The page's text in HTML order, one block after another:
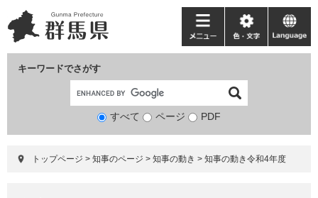
ー
ジ
ニ
ュ
て
キーワードでさがす
検
象
すべて ページ PDF
メ
ニ
ー
色・
文
language
トップページ > 知事のページ > 知事の動き > 知事の動き令和4年度